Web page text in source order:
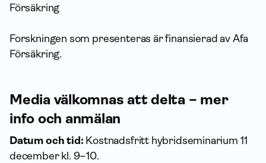
Försäkring
Forskningen som presenteras är finansierad av Afa
Försäkring.
Media välkomnas att delta – mer
info och anmälan
Datum och tid: Kostnadsfritt hybridseminarium 11
december kl. 9–10.